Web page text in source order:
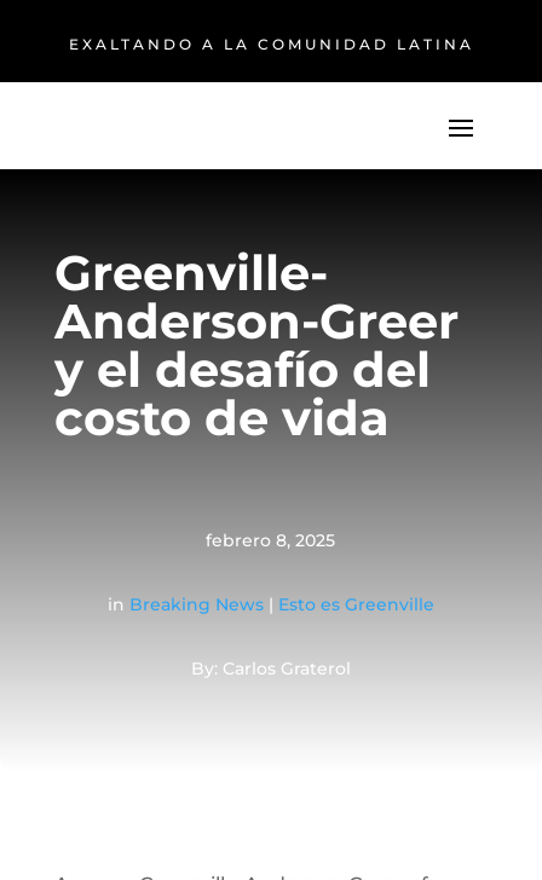
EXALTANDO A LA COMUNIDAD LATINA
Greenville-
Anderson-Greer
y el desafío del
costo de vida
febrero 8, 2025
in Breaking News| Esto es Greenville
By: Carlos Graterol